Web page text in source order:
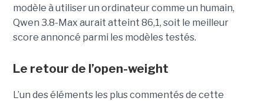
modèle à utiliser un ordinateur comme un humain,
Qwen 3.8-Max aurait atteint 86,1, soit le meilleur
score annoncé parmi les modèles testés.
Le retour de l’open-weight
L’un des éléments les plus commentés de cette